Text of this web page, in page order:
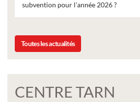
subvention pour l'année 2026 ?
Toutes les actualités
CENTRE TARN